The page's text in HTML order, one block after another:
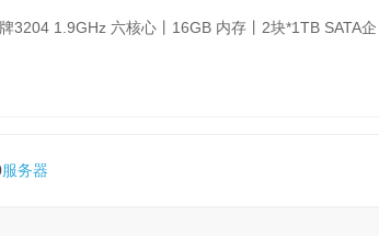
牌3204 1.9GHz 六核心丨16GB 内存丨2块*1TB SATA企
服务器